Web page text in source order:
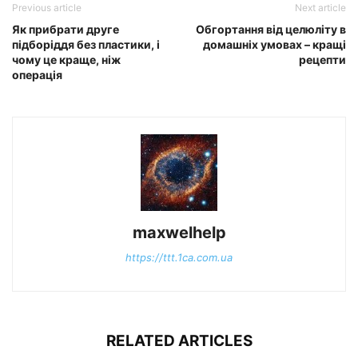
Previous article
Як прибрати друге
підборіддя без пластики, і
чому це краще, ніж
операція
Next article
Обгортання від целюліту в
домашніх умовах – кращі
рецепти
maxwelhelp
https://ttt.1ca.com.ua
RELATED ARTICLES